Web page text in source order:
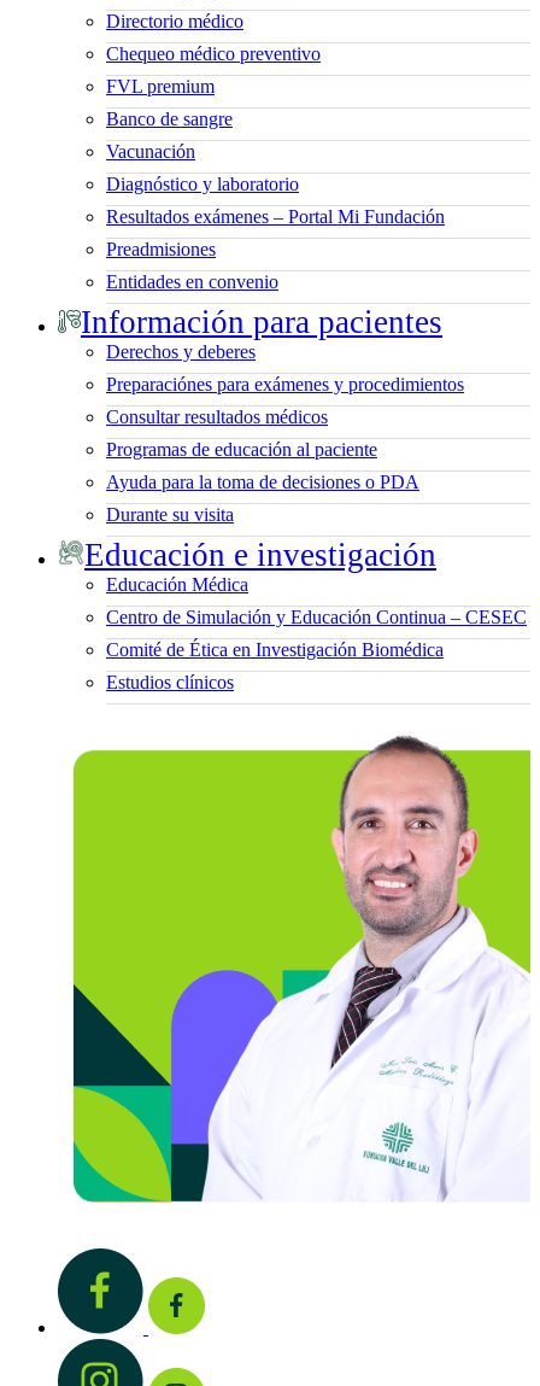
Directorio médico
Chequeo médico preventivo
FVL premium
Banco de sangre
Vacunación
Diagnóstico y laboratorio
Resultados exámenes – Portal Mi Fundación
Preadmisiones
Entidades en convenio
Información para pacientes
Derechos y deberes
Preparaciónes para exámenes y procedimientos
Consultar resultados médicos
Programas de educación al paciente
Ayuda para la toma de decisiones o PDA
Durante su visita
Educación e investigación
Educación Médica
Centro de Simulación y Educación Continua – CESEC
Comité de Ética en Investigación Biomédica
Estudios clínicos